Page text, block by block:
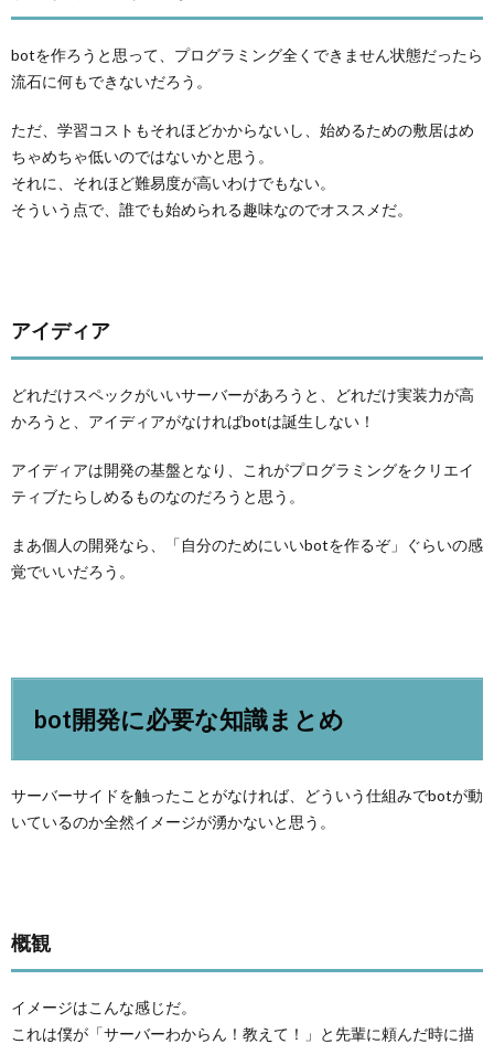
botを作ろうと思って、プログラミング全くできません状態だったら
流石に何もできないだろう。
ただ、学習コストもそれほどかからないし、始めるための敷居はめ
ちゃめちゃ低いのではないかと思う。
それに、それほど難易度が高いわけでもない。
そういう点で、誰でも始められる趣味なのでオススメだ。
アイディア
どれだけスペックがいいサーバーがあろうと、どれだけ実装力が高
かろうと、アイディアがなければbotは誕生しない！
アイディアは開発の基盤となり、これがプログラミングをクリエイ
ティブたらしめるものなのだろうと思う。
まあ個人の開発なら、「自分のためにいいbotを作るぞ」ぐらいの感
覚でいいだろう。
bot開発に必要な知識まとめ
サーバーサイドを触ったことがなければ、どういう仕組みでbotが動
いているのか全然イメージが湧かないと思う。
概観
イメージはこんな感じだ。
これは僕が「サーバーわからん！教えて！」と先輩に頼んだ時に描